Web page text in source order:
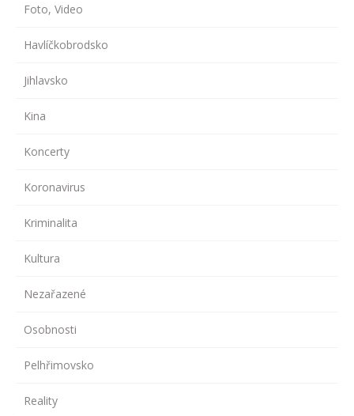
Foto, Video
Havlíčkobrodsko
Jihlavsko
Kina
Koncerty
Koronavirus
Kriminalita
Kultura
Nezařazené
Osobnosti
Pelhřimovsko
Reality